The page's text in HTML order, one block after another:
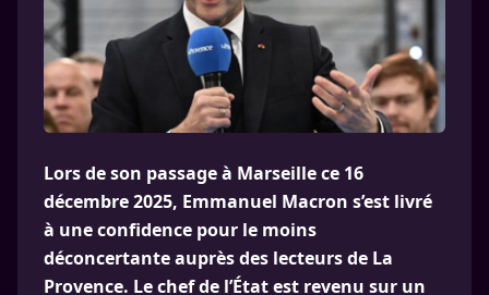
Lors de son passage à Marseille ce 16
décembre 2025, Emmanuel Macron s’est livré
à une confidence pour le moins
déconcertante auprès des lecteurs de La
Provence. Le chef de l’État est revenu sur un